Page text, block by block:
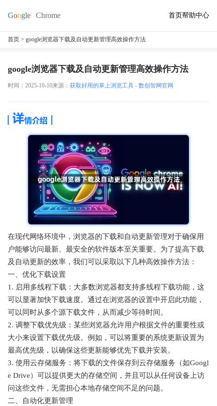
首页帮助中心
首页 > google浏览器下载及自动更新管理高效操作方法
google浏览器下载及自动更新管理高效操作方法
时间：2025-10-10来源： 获取好用的掌上浏览工具 - 数创智网官网
在现代网络环境中，浏览器的下载和自动更新管理对于确保用
户能够访问最新、最安全的软件版本至关重要。为了提高下载
及自动更新的效率，我们可以采取以下几种高效操作方法：
一、优化下载设置
1. 启用多线程下载：大多数浏览器都支持多线程下载功能，这
可以显著加快下载速度。通过在浏览器的设置中开启此功能，
可以同时从多个源下载文件，从而减少等待时间。
2. 调整下载优先级：某些浏览器允许用户根据文件的重要性或
大小来设置下载优先级。例如，可以将重要的系统更新设置为
最高优先级，以确保这些更新能够优先下载并安装。
3. 使用云存储服务：将下载的文件保存到云存储服务（如Googl
e Drive）可以提供更大的存储空间，并且可以从任何设备上访
问这些文件，无需担心本地存储空间不足的问题。
二、自动化更新管理